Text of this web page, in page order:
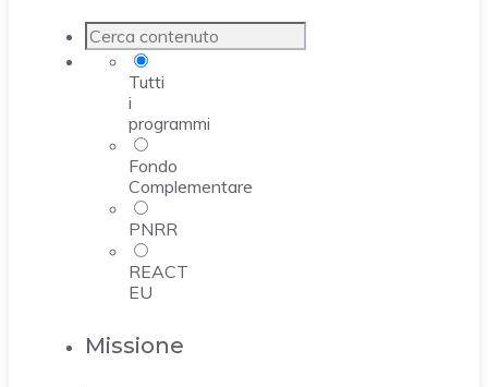
Tutti
i
programmi
Fondo
Complementare
PNRR
REACT
EU
Missione